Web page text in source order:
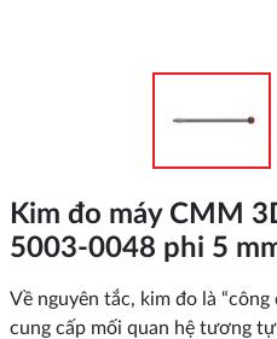
Kim đo máy CMM
5003-0048 phi 5
Về nguyên tắc, kim đo là
cung cấp mối quan hệ tương